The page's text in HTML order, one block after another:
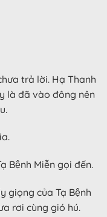
trả lời. Hạ Thanh
là đã vào đông nên
Bệnh Miễn gọi đến.
giọng của Tạ Bệnh
rơi cùng gió hú.